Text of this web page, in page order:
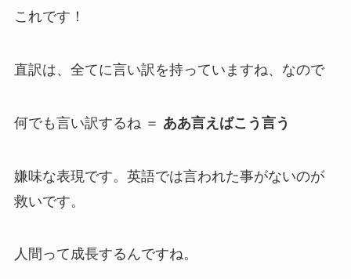
これです！
直訳は、全てに言い訳を持っていますね、なので
何でも言い訳するね ＝ ああ言えばこう言う
嫌味な表現です。英語では言われた事がないのが
救いです。
人間って成長するんですね。